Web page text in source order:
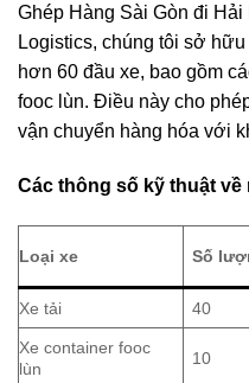
Ghép Hàng Sài Gòn đi
Logistics, chúng tôi sở
hơn 60 đầu xe, bao gồm
fooc lùn. Điều này cho
vận chuyển hàng hóa với
Các thông số kỹ thuật về
Loại xe Số
Xe tải 40
Xe container fooc
lùn
10